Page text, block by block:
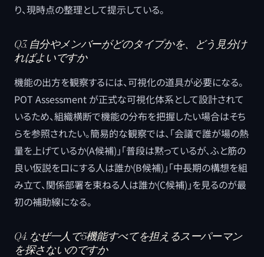
り、現時点の整理として提示している。
Q3. 自分やメンバーがどのタイプかを、どう見分け
ればよいですか
機能の出方を観察するには、可視化の道具が必要になる。
POT Assessment が正式な可視化体系として設計されて
いるため、組織横断で機能の分布を把握したい場合はそち
らを参照されたい。簡易的な観察では、「会議で誰が場の熱
量を上げているか(A候補)」「普段は黙っているが、ふと筋の
良い仮説を口にする人は誰か(B候補)」「中長期の構想を組
み立て、関係部署を束ねる人は誰か(C候補)」を見るのが最
初の補助線になる。
Q4. なぜ一人で5機能すべてを担えるスーパーマン
を探さないのですか